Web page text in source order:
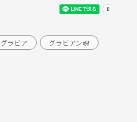
グラビア
グラビアン魂